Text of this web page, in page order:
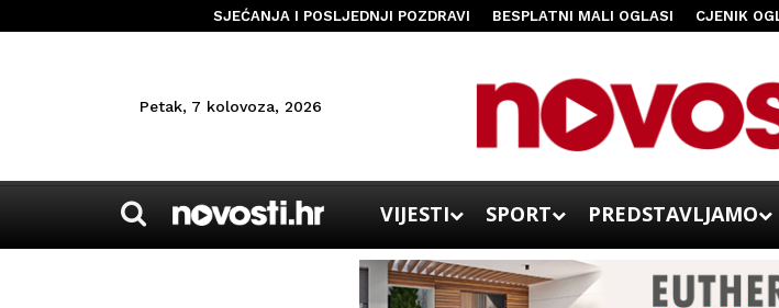
SJEĆANJA I POSLJEDNJI POZDRAVI BESPLATNI MALI OGLASI CJENIK
Petak, 7 kolovoza, 2026
VIJESTI SPORT PREDSTAVLJAMO